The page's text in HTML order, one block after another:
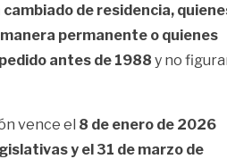
de residencia,
permanente o quienes
antes de 1988 y no
vence el 8 de enero de 2026
y el 31 de marzo de